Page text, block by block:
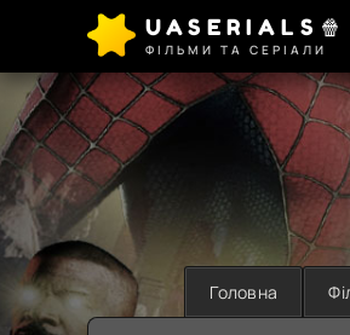
UASERIALS🍿
ФІЛЬМИ ТА СЕРІАЛИ
Головна